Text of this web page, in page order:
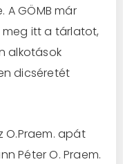
GÖMB már
itt a tárlatot,
alkotások
dicséretét
O.Praem. apát
Péter O. Praem.